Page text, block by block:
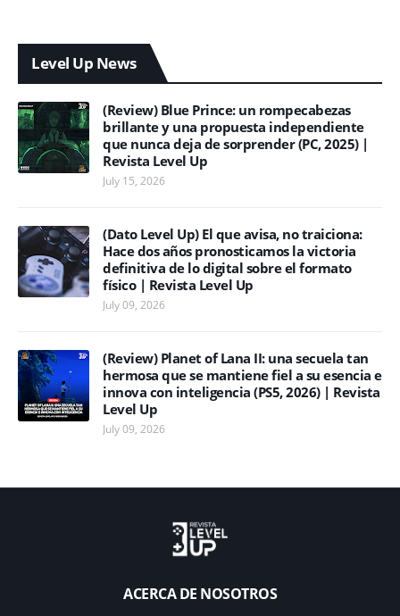
Level Up News
(Review) Blue Prince: un rompecabezas
brillante y una propuesta independiente
que nunca deja de sorprender (PC, 2025) |
Revista Level Up
July 15, 2026
(Dato Level Up) El que avisa, no traiciona:
Hace dos años pronosticamos la victoria
definitiva de lo digital sobre el formato
físico | Revista Level Up
July 09, 2026
(Review) Planet of Lana II: una secuela tan
hermosa que se mantiene fiel a su esencia e
innova con inteligencia (PS5, 2026) | Revista
Level Up
July 09, 2026
ACERCA DE NOSOTROS